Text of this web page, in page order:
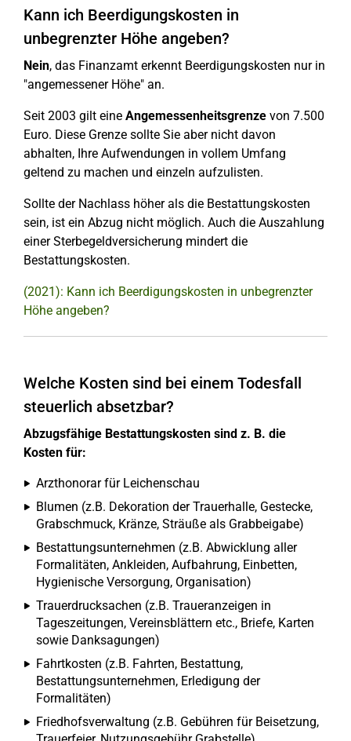
Kann ich Beerdigungskosten in
unbegrenzter Höhe angeben?
Nein, das Finanzamt erkennt Beerdigungskosten nur in
"angemessener Höhe" an.
Seit 2003 gilt eine Angemessenheitsgrenze von 7.500
Euro. Diese Grenze sollte Sie aber nicht davon
abhalten, Ihre Aufwendungen in vollem Umfang
geltend zu machen und einzeln aufzulisten.
Sollte der Nachlass höher als die Bestattungskosten
sein, ist ein Abzug nicht möglich. Auch die Auszahlung
einer Sterbegeldversicherung mindert die
Bestattungskosten.
(2021): Kann ich Beerdigungskosten in unbegrenzter
Höhe angeben?
Welche Kosten sind bei einem Todesfall
steuerlich absetzbar?
Abzugsfähige Bestattungskosten sind z. B. die
Kosten für:
Arzthonorar für Leichenschau
Blumen (z.B. Dekoration der Trauerhalle, Gestecke,
Grabschmuck, Kränze, Sträuße als Grabbeigabe)
Bestattungsunternehmen (z.B. Abwicklung aller
Formalitäten, Ankleiden, Aufbahrung, Einbetten,
Hygienische Versorgung, Organisation)
Trauerdrucksachen (z.B. Traueranzeigen in
Tageszeitungen, Vereinsblättern etc., Briefe, Karten
sowie Danksagungen)
Fahrtkosten (z.B. Fahrten, Bestattung,
Bestattungsunternehmen, Erledigung der
Formalitäten)
Friedhofsverwaltung (z.B. Gebühren für Beisetzung,